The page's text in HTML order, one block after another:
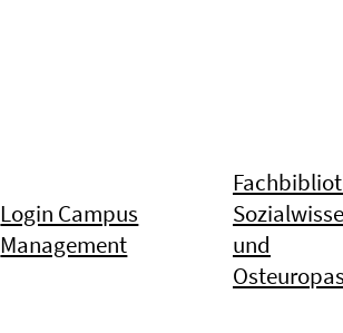
Login Campus
Management
und